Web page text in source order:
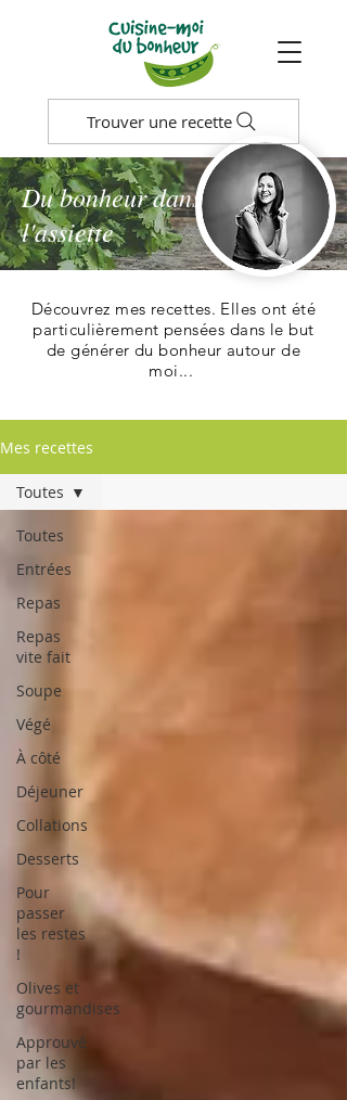
Trouver une recette
Du bonheur dans
l'assiette
Découvrez mes recettes. Elles ont été
particulièrement pensées dans le but
de générer du bonheur autour de
moi...
Mes recettes
Toutes
Entrées
Repas
Repas
vite fait
Soupe
Végé
À côté
Déjeuner
Collations
Desserts
Pour
passer
les restes
!
Olives et
gourmandises
Approuvé
par les
enfants!
Toutes